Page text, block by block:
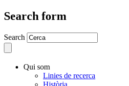
Search form
Search
Qui som
Linies de recerca
Història